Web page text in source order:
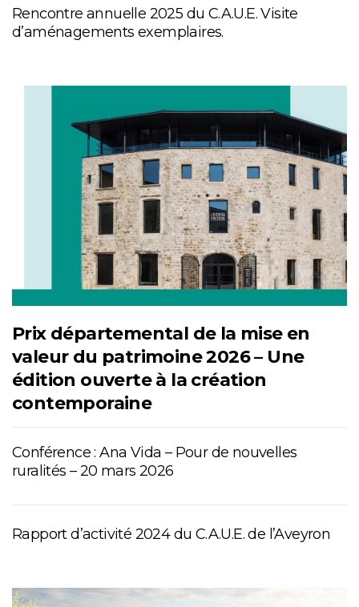
Rencontre annuelle 2025 du C.A.U.E. Visite
d’aménagements exemplaires.
Prix départemental de la mise en
valeur du patrimoine 2026 – Une
édition ouverte à la création
contemporaine
Conférence : Ana Vida – Pour de nouvelles
ruralités – 20 mars 2026
Rapport d’activité 2024 du C.A.U.E. de l’Aveyron